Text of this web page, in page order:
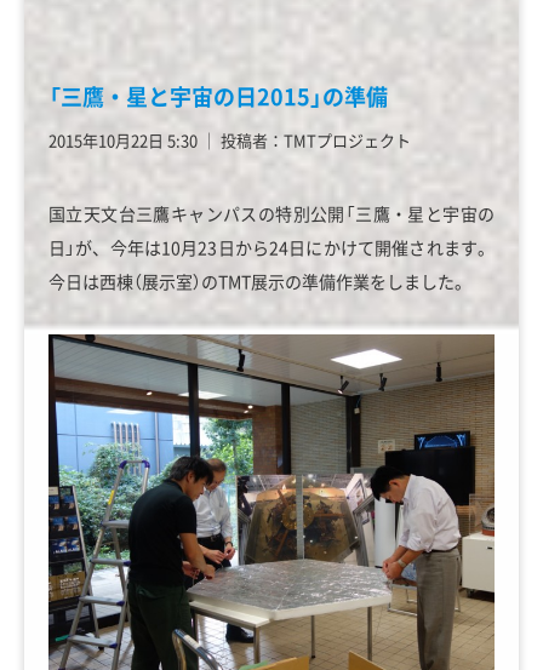
「三鷹・星と宇宙の日2015」の準備
2015年10月22日 5:30 │ 投稿者：TMTプロジェクト
国立天文台三鷹キャンパスの特別公開「三鷹・星と宇宙の
日」が、今年は10月23日から24日にかけて開催されます。
今日は西棟（展示室）のTMT展示の準備作業をしました。